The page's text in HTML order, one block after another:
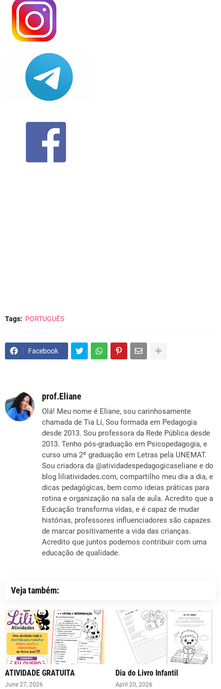
Tags: PORTUGUÊS
Facebook
prof.Eliane
Olá! Meu nome é Eliane, sou carinhosamente
chamada de Tia Lí, Sou formada em Pedagogia
desde 2013. Sou professora da Rede Pública desde
2013. Tenho pós-graduação em Psicopedagogia, e
curso uma 2º graduação em Letras pela UNEMAT.
Sou criadora da @atividadespedagogicaseliane e do
blog liliatividades.com, compartilho meu dia a dia, e
dicas pedagógicas, bem como ideias práticas para
rotina e organização na sala de aula. Acredito que a
Educação transforma vidas, e é capaz de mudar
histórias, professores influenciadores são capazes
de marcar positivamente a vida das crianças.
Acredito que juntos podemos contribuir com uma
educação de qualidade.
Veja também:
ATIVIDADE GRATUITA
June 27, 2026
Dia do Livro Infantil
April 20, 2026